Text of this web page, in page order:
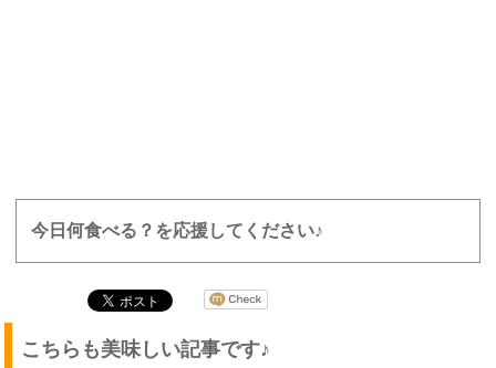
今日何食べる？を応援してください♪
こちらも美味しい記事です♪